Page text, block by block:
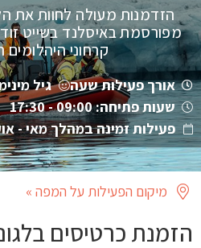
הזדמנות מעולה לחוות את
מפורסמת באיסלנד בשייט
קרחוני היהלומים
אורך פעילות שעה
גיל
שעות פתיחה: 09:00 - 17:30
פעילות זמינה במהלך מאי -
מיקום הפעילות על המפה »
הזמנת כרטיסים